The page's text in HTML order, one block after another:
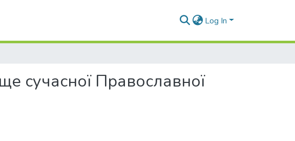
Log In
сучасної Православної